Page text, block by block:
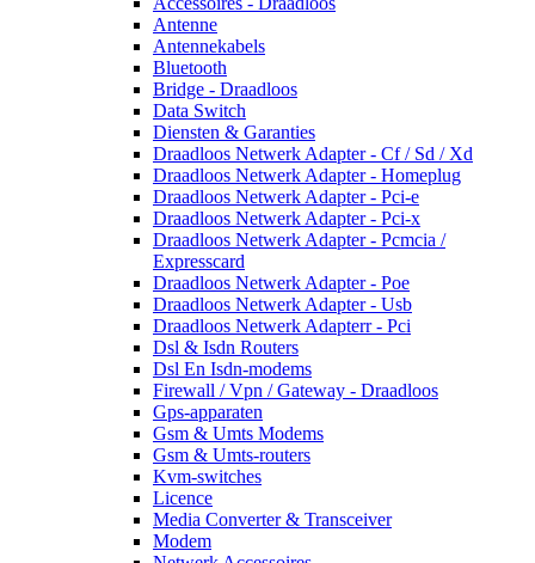
Antenne
Antennekabels
Bluetooth
Bridge - Draadloos
Data Switch
Diensten & Garanties
Draadloos Netwerk Adapter - Cf / Sd / Xd
Draadloos Netwerk Adapter - Homeplug
Draadloos Netwerk Adapter - Pci-e
Draadloos Netwerk Adapter - Pci-x
Draadloos Netwerk Adapter - Pcmcia /
Expresscard
Draadloos Netwerk Adapter - Poe
Draadloos Netwerk Adapter - Usb
Draadloos Netwerk Adapterr - Pci
Dsl & Isdn Routers
Dsl En Isdn-modems
Firewall / Vpn / Gateway - Draadloos
Gps-apparaten
Gsm & Umts Modems
Gsm & Umts-routers
Kvm-switches
Licence
Media Converter & Transceiver
Modem